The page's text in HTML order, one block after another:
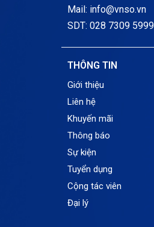
Mail: info@vnso.vn
SDT: 028 7309 5999
THÔNG TIN
Giới thiệu
Liên hệ
Khuyến mãi
Thông báo
Sự kiện
Tuyển dụng
Cộng tác viên
Đại lý